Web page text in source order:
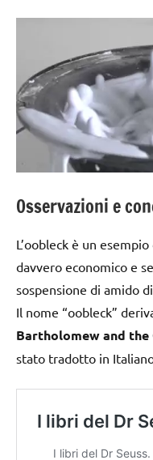
Osservazioni e
L’oobleck è un
davvero economico e
sospensione di amido
Il nome “oobleck”
Bartholomew and the
stato tradotto in